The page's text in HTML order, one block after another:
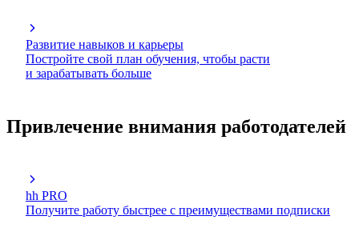
Развитие навыков и карьеры
Постройте свой план обучения, чтобы расти
и зарабатывать больше
Привлечение внимания работодателей
hh PRO
Получите работу быстрее с преимуществами подписки